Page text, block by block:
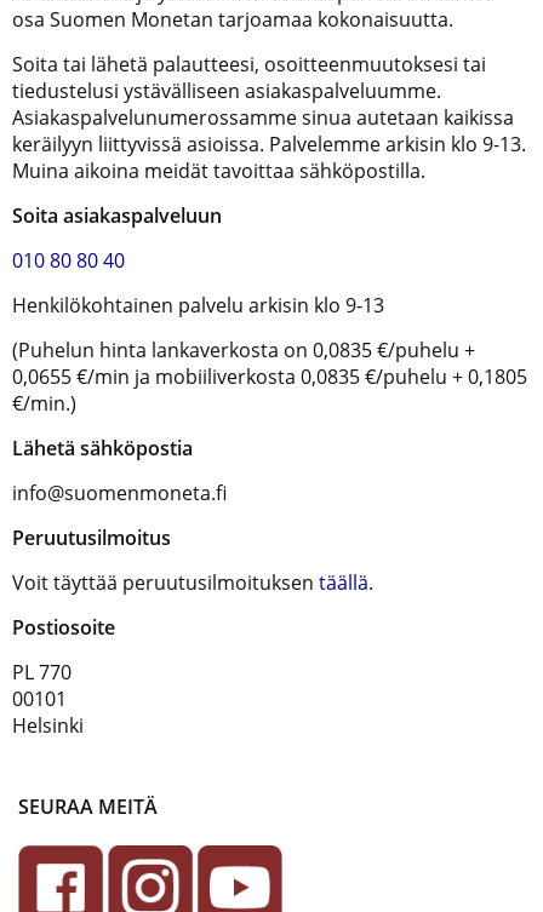
osa Suomen Monetan tarjoamaa kokonaisuutta.
Soita tai lähetä palautteesi, osoitteenmuutoksesi tai
tiedustelusi ystävälliseen asiakaspalveluumme.
Asiakaspalvelunumerossamme sinua autetaan kaikissa
keräilyyn liittyvissä asioissa. Palvelemme arkisin klo 9-13.
Muina aikoina meidät tavoittaa sähköpostilla.
Soita asiakaspalveluun
010 80 80 40
Henkilökohtainen palvelu arkisin klo 9-13
(Puhelun hinta lankaverkosta on 0,0835 €/puhelu +
0,0655 €/min ja mobiiliverkosta 0,0835 €/puhelu + 0,1805
€/min.)
Lähetä sähköpostia
info@suomenmoneta.fi
Peruutusilmoitus
Voit täyttää peruutusilmoituksen täällä.
Postiosoite
PL 770
00101
Helsinki
SEURAA MEITÄ